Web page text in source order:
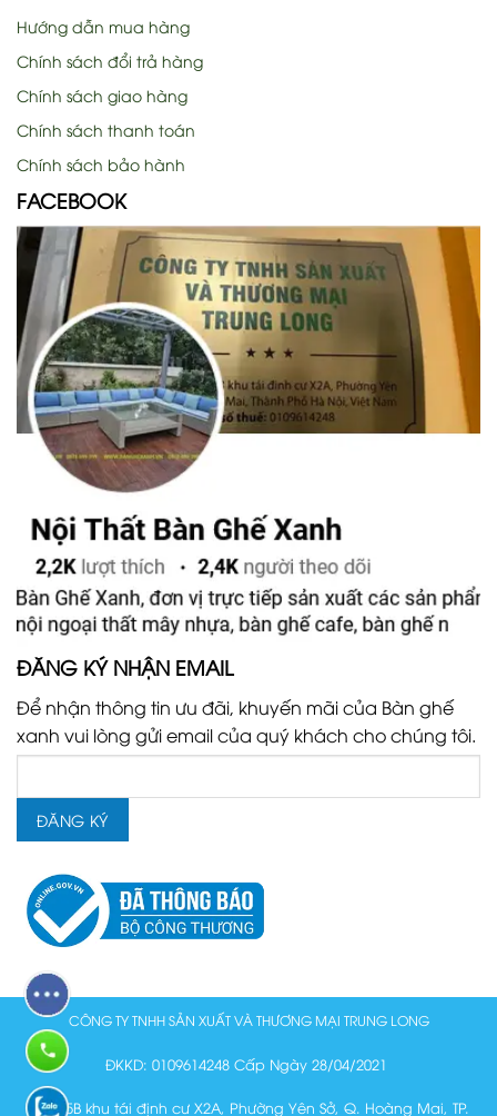
Hướng dẫn mua hàng
Chính sách đổi trả hàng
Chính sách giao hàng
Chính sách thanh toán
Chính sách bảo hành
FACEBOOK
ĐĂNG KÝ NHẬN EMAIL
Để nhận thông tin ưu đãi, khuyến mãi của Bàn ghế
xanh vui lòng gửi email của quý khách cho chúng tôi.
CÔNG TY TNHH SẢN XUẤT VÀ THƯƠNG MẠI TRUNG LONG
ĐKKD: 0109614248 Cấp Ngày 28/04/2021
Lô N15B khu tái định cư X2A, Phường Yên Sở, Q. Hoàng Mai, TP.